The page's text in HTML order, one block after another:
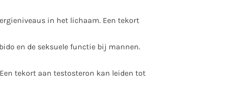
in het lichaam. Een tekort
en de seksuele functie bij mannen.
tekort aan testosteron kan leiden tot